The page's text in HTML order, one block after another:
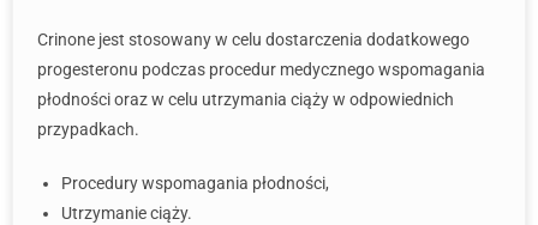
Crinone jest stosowany w celu dostarczenia dodatkowego
progesteronu podczas procedur medycznego wspomagania
płodności oraz w celu utrzymania ciąży w odpowiednich
przypadkach.
Procedury wspomagania płodności,
Utrzymanie ciąży.